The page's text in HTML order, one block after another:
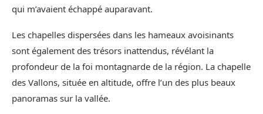
qui m’avaient échappé auparavant.
Les chapelles dispersées dans les hameaux avoisinants
sont également des trésors inattendus, révélant la
profondeur de la foi montagnarde de la région. La chapelle
des Vallons, située en altitude, offre l’un des plus beaux
panoramas sur la vallée.